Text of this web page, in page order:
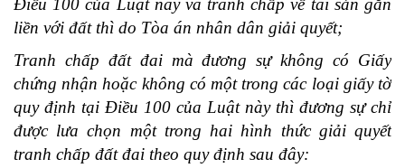
liền với đất thì do Tòa án nhân dân giải quyết;
Tranh chấp đất đai mà đương sự không có Giấy
chứng nhận hoặc không có một trong các loại giấy tờ
quy định tại Điều 100 của Luật này thì đương sự chỉ
được lưa chọn một trong hai hình thức giải quyết
tranh chấp đất đai theo quy định sau đây: